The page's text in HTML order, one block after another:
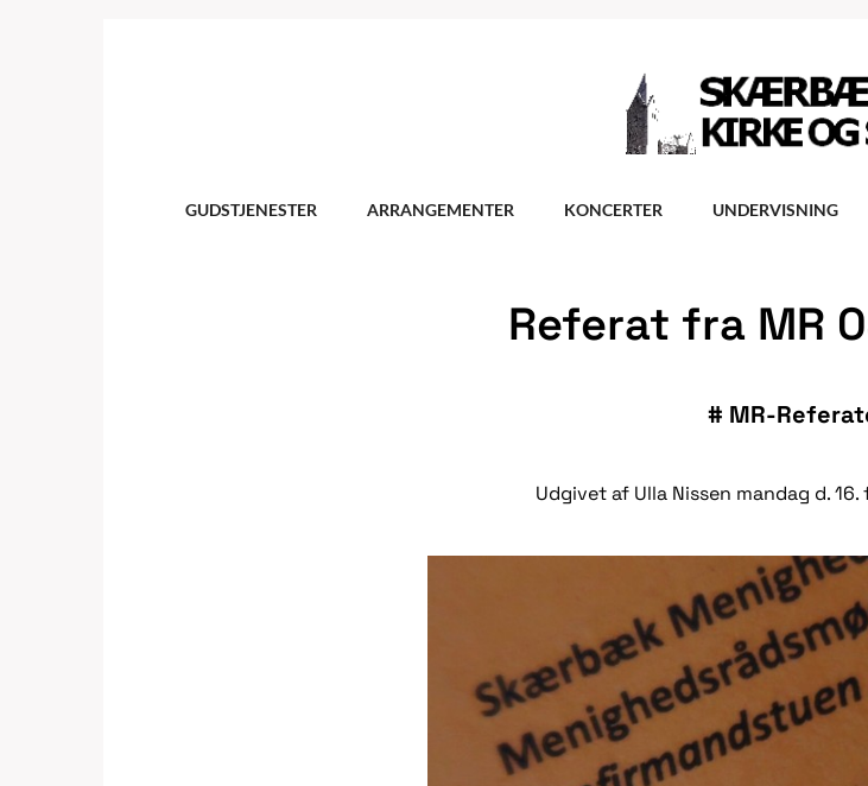
GUDSTJENESTER ARRANGEMENTER KONCERTER UNDERVISNING
Referat fra MR
# MR-
Udgivet af Ulla Nissen mandag d.